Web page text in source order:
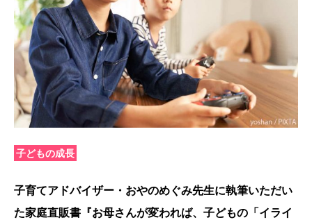
子どもの成長
子育てアドバイザー・おやのめぐみ先生に執筆いただい
た家庭直販書『お母さんが変われば、子どもの「イライ